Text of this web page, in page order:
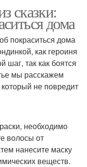
сказки:
дома
покраситься дома
как героиня
шаг, так как боятся
мы расскажем
не повредит
необходимо
волосы от
нанесите маску
веществ.